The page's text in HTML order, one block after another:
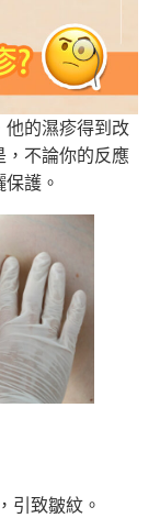
他的濕疹得到改
，不論你的反應
護。
引致皺紋。